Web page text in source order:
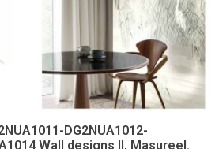
DG2NUA1012-
Wall designs II, Masureel.